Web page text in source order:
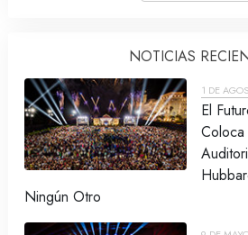
NOTICIAS
1 DE
El
Ningún Otro